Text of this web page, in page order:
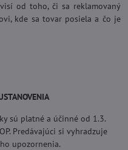
od toho, či sa reklamovaný
kde sa tovar posiela a čo je
sú platné a účinné od 1.3.
Predávajúci si vyhradzuje
upozornenia.